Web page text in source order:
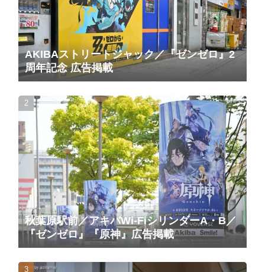
AKIBAストリートジャック／『ゼンゼロ』2
周年記念 広告掲載
秋葉原駅前／アキバWi-FiシリンダーA・B／
『ゼンゼロ』『原神』広告掲載